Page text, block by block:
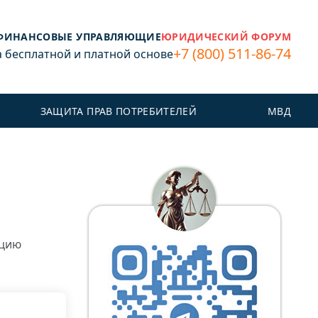
УПРАВЛЯЮЩИЕЮРИДИЧЕСКИЙ ФОРУМ
и платной основе+7 (800) 511-86-74
ЗАЩИТА ПРАВ ПОТРЕБИТЕЛЕЙ МВД